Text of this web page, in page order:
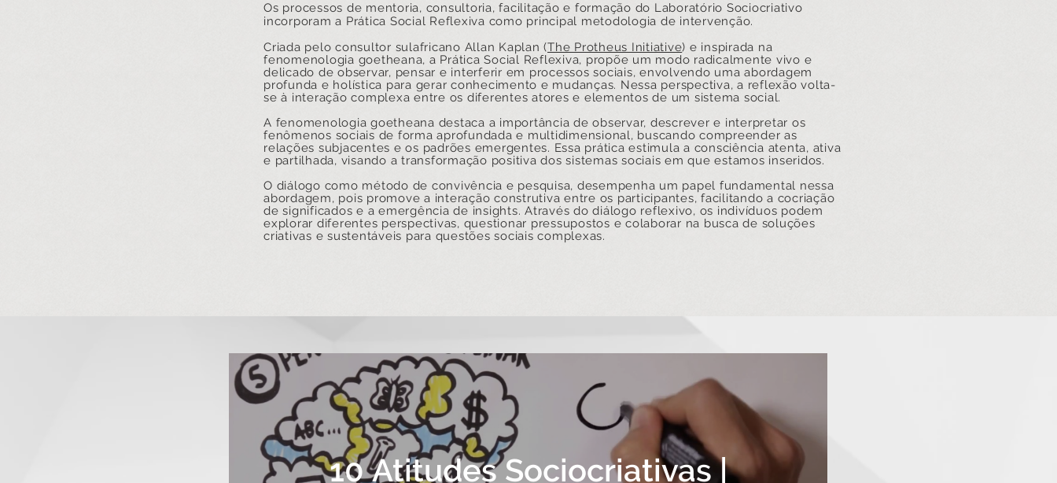
Os processos de mentoria, consultoria, facilitação e formação do Laboratório Sociocriativo
incorporam a Prática Social Reflexiva como principal metodologia de intervenção.
Criada pelo consultor sulafricano Allan Kaplan (The Protheus Initiative) e inspirada na
fenomenologia goetheana, a Prática Social Reflexiva, propõe um modo radicalmente vivo e
delicado de observar, pensar e interferir em processos sociais, envolvendo uma abordagem
profunda e holística para gerar conhecimento e mudanças. Nessa perspectiva, a reflexão volta-
se à interação complexa entre os diferentes atores e elementos de um sistema social.
A fenomenologia goetheana destaca a importância de observar, descrever e interpretar os
fenômenos sociais de forma aprofundada e multidimensional, buscando compreender as
relações subjacentes e os padrões emergentes. Essa prática estimula a consciência atenta, ativa
e partilhada, visando a transformação positiva dos sistemas sociais em que estamos inseridos.
O diálogo como método de convivência e pesquisa, desempenha um papel fundamental nessa
abordagem, pois promove a interação construtiva entre os participantes, facilitando a cocriação
de significados e a emergência de insights. Através do diálogo reflexivo, os indivíduos podem
explorar diferentes perspectivas, questionar pressupostos e colaborar na busca de soluções
criativas e sustentáveis para questões sociais complexas.
10 Atitudes Sociocriativas |